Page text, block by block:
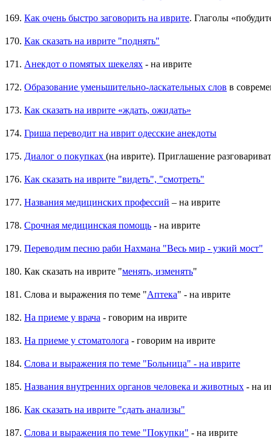
169. Как очень быстро заговорить на иврите. Глаголы
170. Как сказать на иврите "поднять"
171. Анекдот о помятых шекелях - на иврите
172. Образование уменьшительно-ласкательных слов в
173. Как сказать на иврите «ждать, ожидать»
174. Гриша переводит на иврит одесские анекдоты
175. Диалог о покупках (на иврите). Приглашение
176. Как сказать на иврите "видеть", "смотреть"
177. Названия медицинских профессий – на иврите
178. Срочная медицинская помощь - на иврите
179. Переводим песню раби Нахмана "Весь мир - узкий мост"
180. Как сказать на иврите "менять, изменять"
181. Слова и выражения по теме "Аптека" - на иврите
182. На приеме у врача - говорим на иврите
183. На приеме у стоматолога - говорим на иврите
184. Слова и выражения по теме "Больница" - на иврите
185. Названия внутренних органов человека и животных - на
186. Как сказать на иврите "сдать анализы"
187. Слова и выражения по теме "Покупки" - на иврите